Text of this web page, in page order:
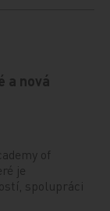
a nová
of
je
spolupráci